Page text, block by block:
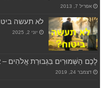
אפריל 7, 2013
לא תעשה
יוני 2, 2025
לָכֶם הַשְּׁמוּרִים בִּגְבוּרַת אֱלֹהִים –
דצמבר 24, 2019